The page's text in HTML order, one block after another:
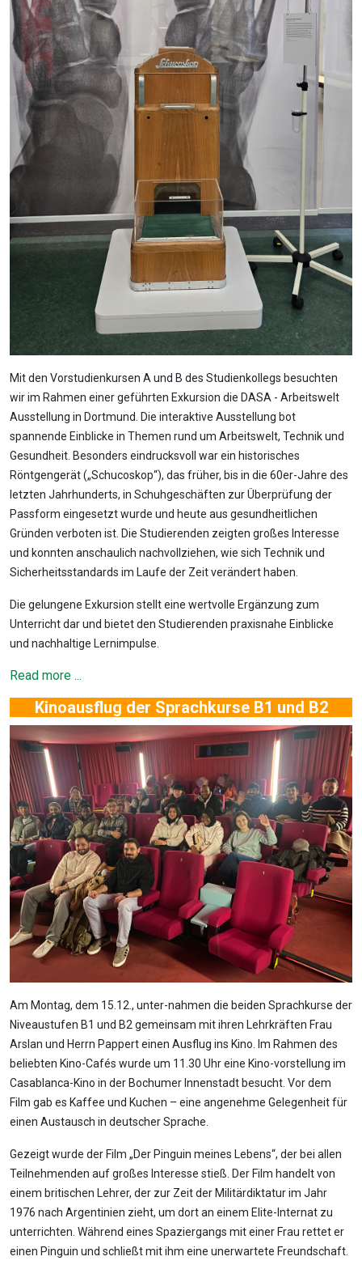
Mit den Vorstudienkursen A und B des Studienkollegs besuchten
wir im Rahmen einer geführten Exkursion die DASA - Arbeitswelt
Ausstellung in Dortmund. Die interaktive Ausstellung bot
spannende Einblicke in Themen rund um Arbeitswelt, Technik und
Gesundheit. Besonders eindrucksvoll war ein historisches
Röntgengerät („Schucoskop“), das früher, bis in die 60er-Jahre des
letzten Jahrhunderts, in Schuhgeschäften zur Überprüfung der
Passform eingesetzt wurde und heute aus gesundheitlichen
Gründen verboten ist. Die Studierenden zeigten großes Interesse
und konnten anschaulich nachvollziehen, wie sich Technik und
Sicherheitsstandards im Laufe der Zeit verändert haben.
Die gelungene Exkursion stellt eine wertvolle Ergänzung zum
Unterricht dar und bietet den Studierenden praxisnahe Einblicke
und nachhaltige Lernimpulse.
Read more ...
Kinoausflug der Sprachkurse B1 und B2
Am Montag, dem 15.12., unter-nahmen die beiden Sprachkurse der
Niveaustufen B1 und B2 gemeinsam mit ihren Lehrkräften Frau
Arslan und Herrn Pappert einen Ausflug ins Kino. Im Rahmen des
beliebten Kino-Cafés wurde um 11.30 Uhr eine Kino-vorstellung im
Casablanca-Kino in der Bochumer Innenstadt besucht. Vor dem
Film gab es Kaffee und Kuchen – eine angenehme Gelegenheit für
einen Austausch in deutscher Sprache.
Gezeigt wurde der Film „Der Pinguin meines Lebens“, der bei allen
Teilnehmenden auf großes Interesse stieß. Der Film handelt von
einem britischen Lehrer, der zur Zeit der Militärdiktatur im Jahr
1976 nach Argentinien zieht, um dort an einem Elite-Internat zu
unterrichten. Während eines Spaziergangs mit einer Frau rettet er
einen Pinguin und schließt mit ihm eine unerwartete Freundschaft.